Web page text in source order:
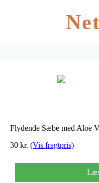
Flydende Sæbe med Aloe
30 kr. (Vis fragtpris)